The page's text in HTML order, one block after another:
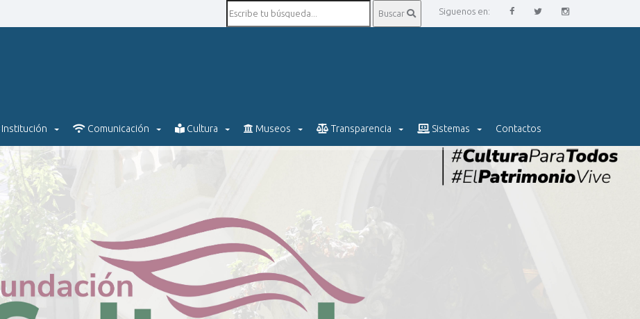
Siguenos en:
Buscar
Institución Comunicación Cultura Museos Transparencia Sistemas Contactos